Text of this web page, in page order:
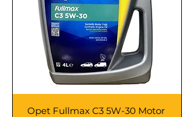
Opet Fullmax C3 5W-30 Motor